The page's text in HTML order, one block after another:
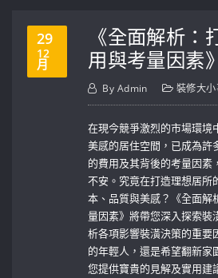
29
12
月
《全面解析：
用與考量因素》
By Admin 裝修大
在現今競爭激烈的市場環境
美感的居住空間，已成為許
的費用及其背後的考量因素
不安。究竟在打造理想居所
本、品質與美感？《全面解
量因素》將帶您深入探索裝
析各項影響裝潢決策的重要
的年輕人，還是希望翻新家
您提供寶貴的見解及實用建